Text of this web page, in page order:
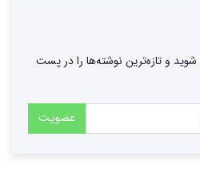
و تازه‌ترین نوشته‌ها را در پست
عضویت